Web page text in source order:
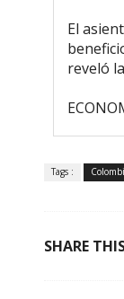
El
reveló
Tags :
SHARE